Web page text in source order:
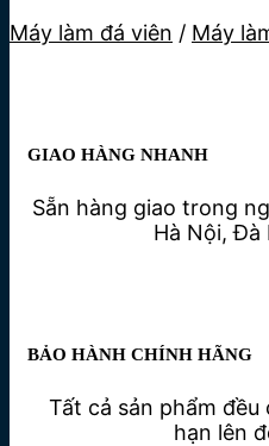
Máy làm đá viên / Máy
GIAO HÀNG NHANH
Sẵn hàng giao trong
Hà Nội, Đà
BẢO HÀNH CHÍNH HÃNG
Tất cả sản phẩm
hạn lên